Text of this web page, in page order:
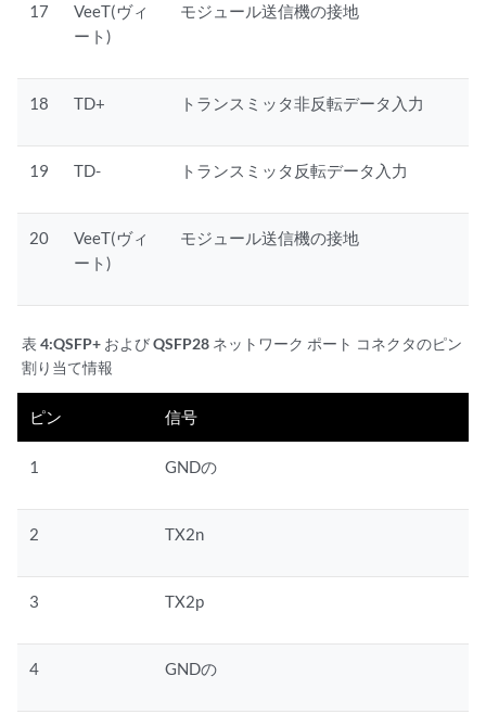
17
VeeT(ヴィ
ート)
モジュール送信機の接地
18 TD+ トランスミッタ非反転データ入力
19 TD- トランスミッタ反転データ入力
20
VeeT(ヴィ
ート)
モジュール送信機の接地
表 4:QSFP+ および QSFP28 ネットワーク ポート コネクタのピン
割り当て情報
ピン 信号
1 GNDの
2 TX2n
3 TX2p
4 GNDの